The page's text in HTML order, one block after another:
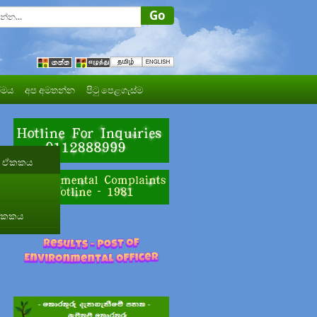
ඒකකය
අප අමතන්න පිටු පෙළගැස්ම